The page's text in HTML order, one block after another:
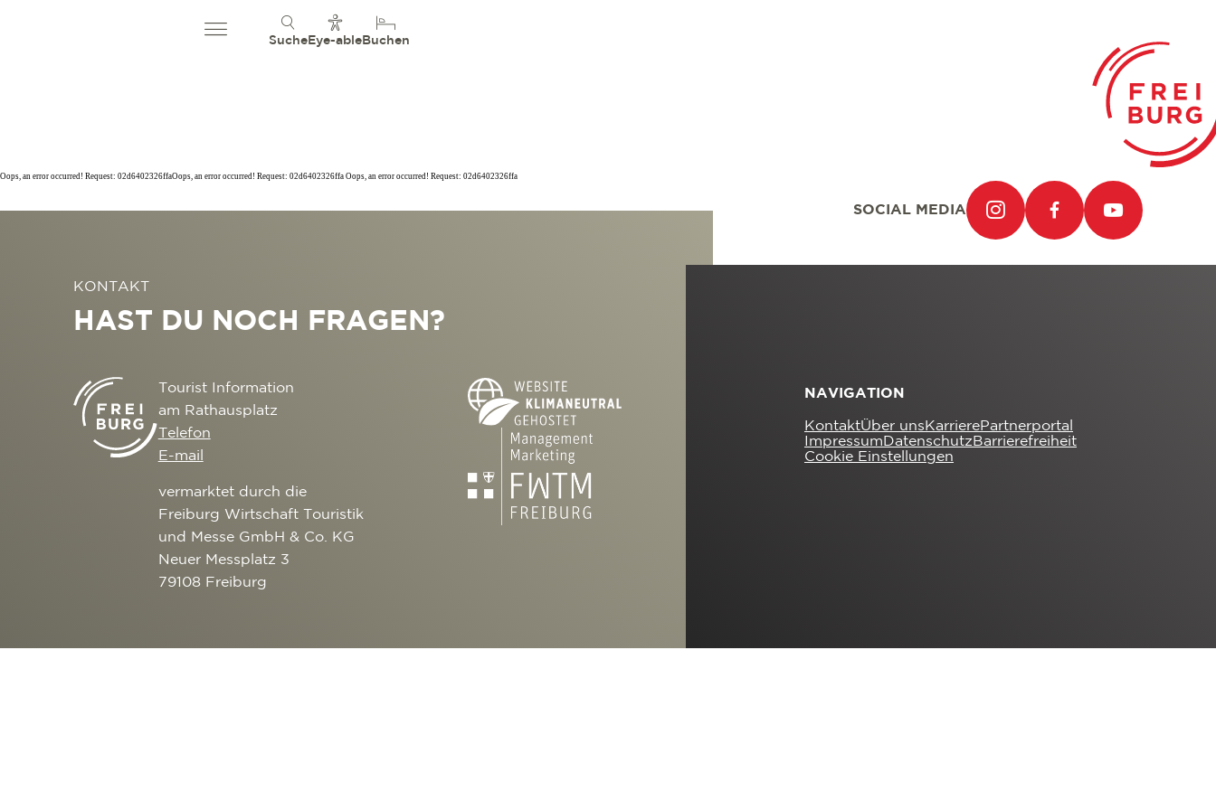
Suche Eye-able Buchen
Oops, an error occurred! Request: 02d6402326ffaOops, an error occurred! Request: 02d6402326ffa Oops, an error occurred! Request: 02d6402326ffa
SOCIAL MEDIA
KONTAKT
HAST DU NOCH FRAGEN?
Tourist Information
am Rathausplatz
Telefon
E-mail
vermarktet durch die
Freiburg Wirtschaft Touristik
und Messe GmbH & Co. KG
Neuer Messplatz 3
79108 Freiburg
NAVIGATION
KontaktÜber uns KarrierePartnerportal
Impressum Datenschutz Barrierefreiheit
Cookie Einstellungen